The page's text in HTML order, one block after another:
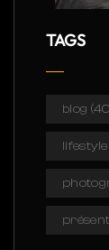
TAGS
blog
lifestyle